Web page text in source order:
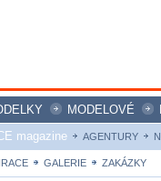
MODELOVÉ
magazine
AGENTURY
GALERIE ZAKÁZKY